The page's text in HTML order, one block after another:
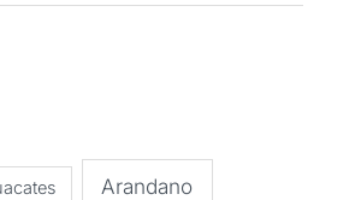
Arandano